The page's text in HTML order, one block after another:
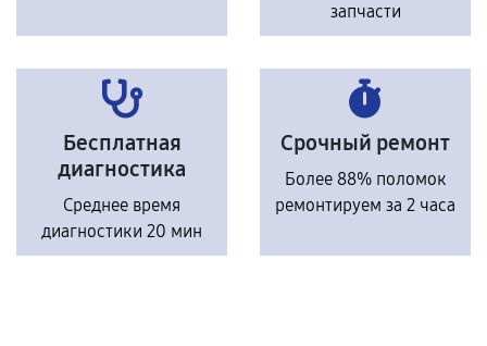
запчасти
Бесплатная
диагностика
Среднее время
диагностики 20 мин
Срочный ремонт
Более 88% поломок
ремонтируем за 2 часа